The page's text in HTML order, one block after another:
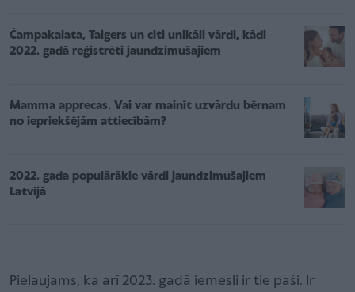
Čampakalata, Taigers un citi unikāli vārdi, kādi
2022. gadā reģistrēti jaundzimušajiem
Mamma apprecas. Vai var mainīt uzvārdu bērnam
no iepriekšējām attiecībām?
2022. gada populārākie vārdi jaundzimušajiem
Latvijā
Pieļaujams, ka arī 2023. gadā iemesli ir tie paši. Ir